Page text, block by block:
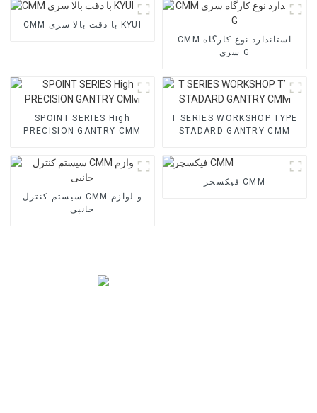
CMM با دقت بالا سری KYUI
CMM استاندارد نوع کارگاه
سری G
SPOINT SERIES High
PRECISION GANTRY CMM
T SERIES WORKSHOP TYPE
STADARD GANTRY CMM
سیستم کنترل CMM و لوازم
جانبی
فیکسچر CMM